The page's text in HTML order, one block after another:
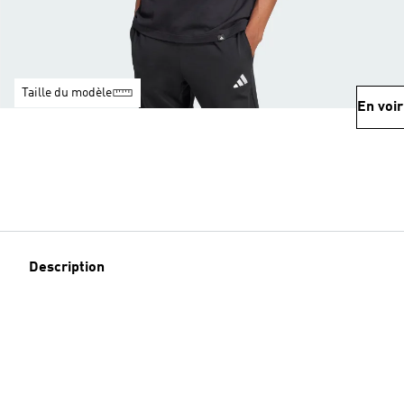
Taille du modèle
En
Description